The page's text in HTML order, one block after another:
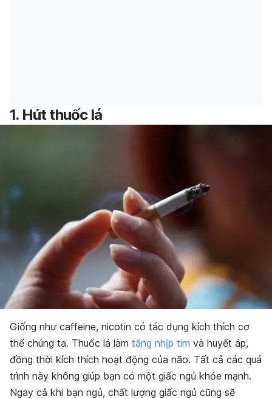
1. Hút thuốclá
Giống như caffeine, nicotin có tác dụng kích thích cơ
thể chúng ta. Thuốc lá làm tăng nhịp tim và huyết áp,
đồng thời kích thích hoạt động của não. Tất cả các quá
trình này không giúp bạn có một giấc ngủ khỏe mạnh.
Ngay cả khi bạn ngủ, chất lượng giấc ngủ cũng sẽ